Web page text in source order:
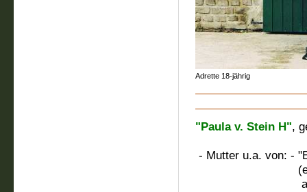
Adrette 18-jährig
"Paula v. Stein H",
- Mutter u.a. von: -
(erster
auf der